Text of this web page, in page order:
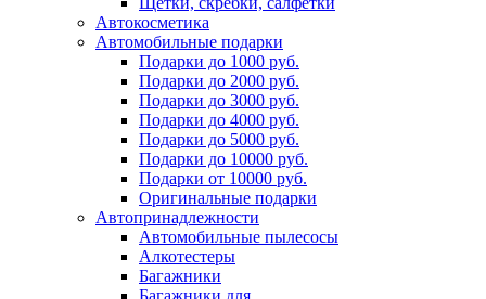
Автокосметика
Автомобильные подарки
Подарки до 1000 руб.
Подарки до 2000 руб.
Подарки до 3000 руб.
Подарки до 4000 руб.
Подарки до 5000 руб.
Подарки до 10000 руб.
Подарки от 10000 руб.
Оригинальные подарки
Автопринадлежности
Автомобильные пылесосы
Алкотестеры
Багажники
Багажники для